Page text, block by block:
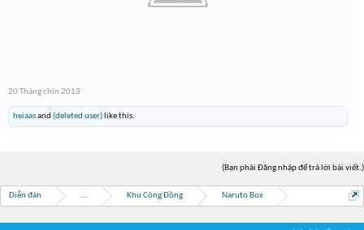
20 Tháng chín 2013
heiaasand (deleted user) like this.
(Bạn phải Đăng nhập để trả lời bài viết.)
Diễn đàn ... Khu Cộng Đồng Naruto Box